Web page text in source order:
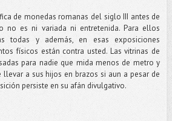
de monedas romanas del siglo III antes de
no es ni variada ni entretenida. Para ellos
todas y además, en esas exposiciones
físicos están contra usted. Las vitrinas de
para nadie que mida menos de metro y
a sus hijos en brazos si aun a pesar de
persiste en su afán divulgativo.